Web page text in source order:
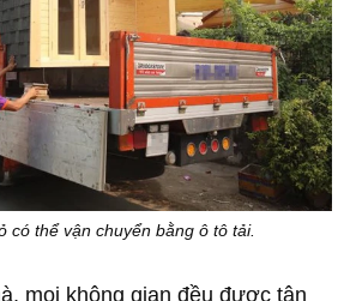
có thể vận chuyển bằng ô tô tải.
mọi không gian đều được tận